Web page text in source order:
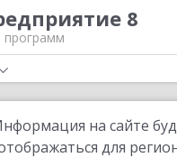
8
программ
на сайте
для